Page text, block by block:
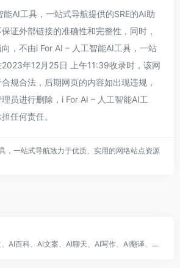
能AI工具，一站式导航提供的SRE的AI助
证外部链接的准确性和完整性，同时，
，不由i For AI – 人工智能AI工具，一站
年12月25日 上午11:39收录时，该网
规合法，后期网页的内容如出现违规，
员进行删除，i For AI – 人工智能AI工
任何责任。
，一站式导航致力于优质、实用的网络站点资源
AI创作、AI论文、AI百科、AI文案、AI聊天、AI写作、AI翻译、AI写代码以及AI短视频脚本创作等